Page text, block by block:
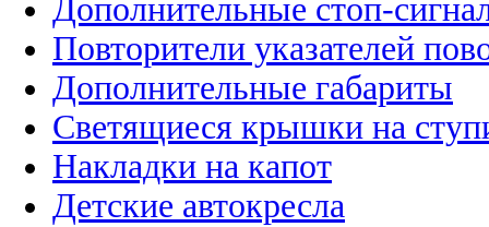
Дополнительные стоп-
Повторители указателей
Дополнительные габариты
Светящиеся крышки на
Накладки на капот
Детские автокресла